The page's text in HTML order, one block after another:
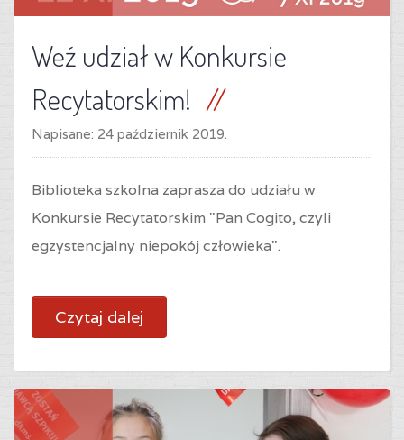
Weź udział w Konkursie
Recytatorskim!
Napisane: 24 październik 2019.
Biblioteka szkolna zaprasza do udziału w
Konkursie Recytatorskim "Pan Cogito, czyli
egzystencjalny niepokój człowieka".
Czytaj dalej